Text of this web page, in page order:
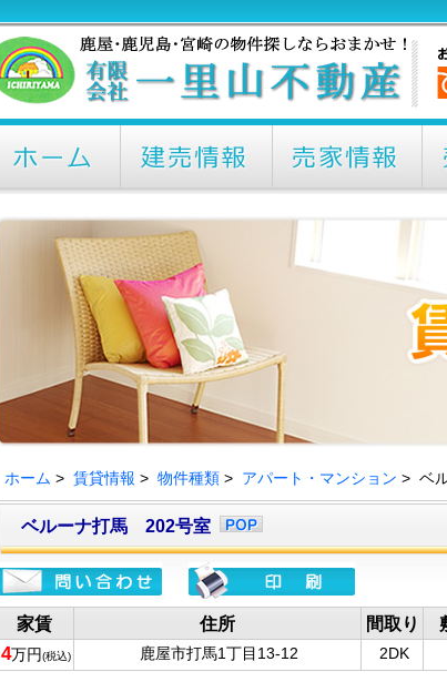
ホーム > 賃貸情報 > 物件種類 > アパート・マンション > ベ
ベルーナ打馬 202号室
家賃 住所 間取り
4万円(税込) 鹿屋市打馬1丁目13-12 2DK